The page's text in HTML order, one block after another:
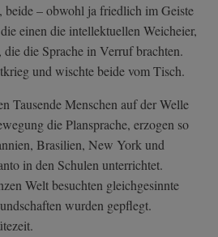
beide – obwohl ja friedlich im Geiste
einen die intellektuellen Weicheier,
die Sprache in Verruf brachten.
und wischte beide vom Tisch.
Tausende Menschen auf der Welle
die Plansprache, erzogen so
Brasilien, New York und
in den Schulen unterrichtet.
Welt besuchten gleichgesinnte
wurden gepflegt.